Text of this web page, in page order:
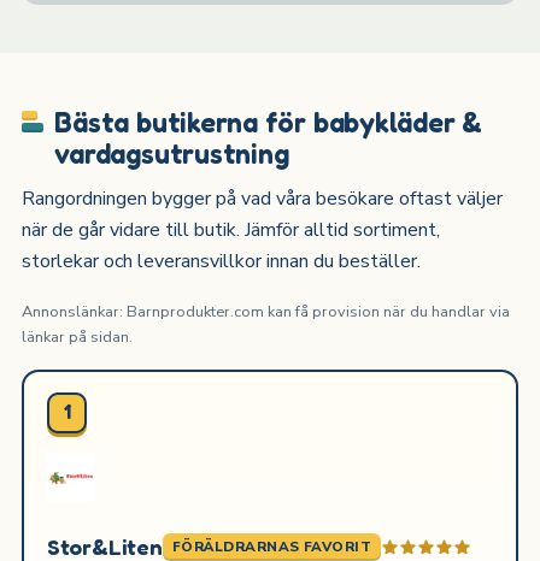
Bästa butikerna för babykläder &
vardagsutrustning
Rangordningen bygger på vad våra besökare oftast väljer
när de går vidare till butik. Jämför alltid sortiment,
storlekar och leveransvillkor innan du beställer.
Annonslänkar: Barnprodukter.com kan få provision när du handlar via
länkar på sidan.
1
Stor&Liten FÖRÄLDRARNAS FAVORIT